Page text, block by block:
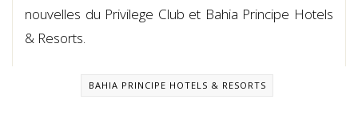
nouvelles du Privilege Club et Bahia Principe Hotels
& Resorts.
BAHIA PRINCIPE HOTELS & RESORTS